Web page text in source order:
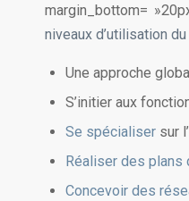
margin_bottom=
niveaux d’utilisation
Une approche
S’initier aux
Se spécialiser sur
Réaliser des plans
Concevoir des